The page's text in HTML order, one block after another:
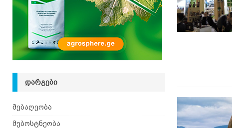
[ 06.08.2026 ] მაჯაღვერი – დეკორატიული მცენარე
ᲓᲐᲠᲒᲔᲑᲘ
მებაღეობა
მებოსტნეობა